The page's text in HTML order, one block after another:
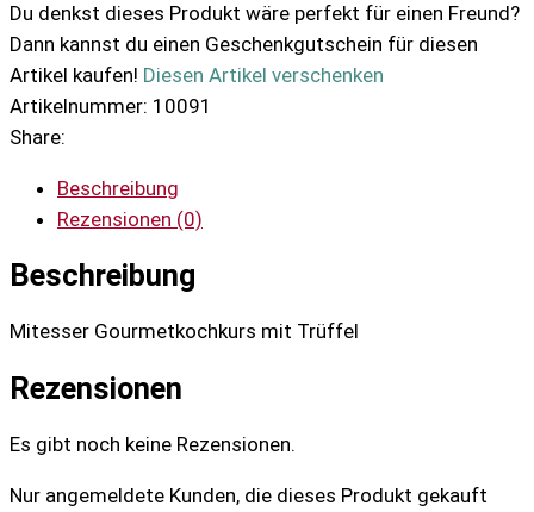
Du denkst dieses Produkt wäre perfekt für einen Freund?
Dann kannst du einen Geschenkgutschein für diesen
Artikel kaufen! Diesen Artikel verschenken
Artikelnummer: 10091
Share:
Beschreibung
Rezensionen (0)
Beschreibung
Mitesser Gourmetkochkurs mit Trüffel
Rezensionen
Es gibt noch keine Rezensionen.
Nur angemeldete Kunden, die dieses Produkt gekauft